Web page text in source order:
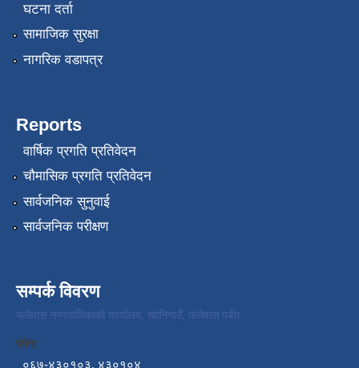
घटना दर्ता
सामाजिक सुरक्षा
नागरिक वडापत्र
Reports
वार्षिक प्रगति प्रतिवेदन
चौमासिक प्रगति प्रतिवेदन
सार्वजनिक सुनुवाई
सार्वजनिक परीक्षण
सम्पर्क विवरण
फलेवास नगरपालिकाको कार्यालय, खानिगाउँ, फलेवास पर्बत
फोन:
०६७-४३०१०३, ४३०१०४